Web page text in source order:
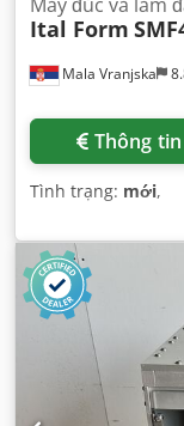
Mala Vranjska
Ital Form
Thông
Tình trạng: mới,